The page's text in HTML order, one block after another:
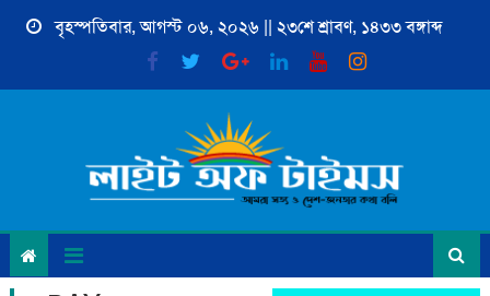
Skip
বৃহস্পতিবার, আগস্ট ০৬, ২০২৬ || ২৩শে শ্রাবণ, ১৪৩৩ বঙ্গাব্দ